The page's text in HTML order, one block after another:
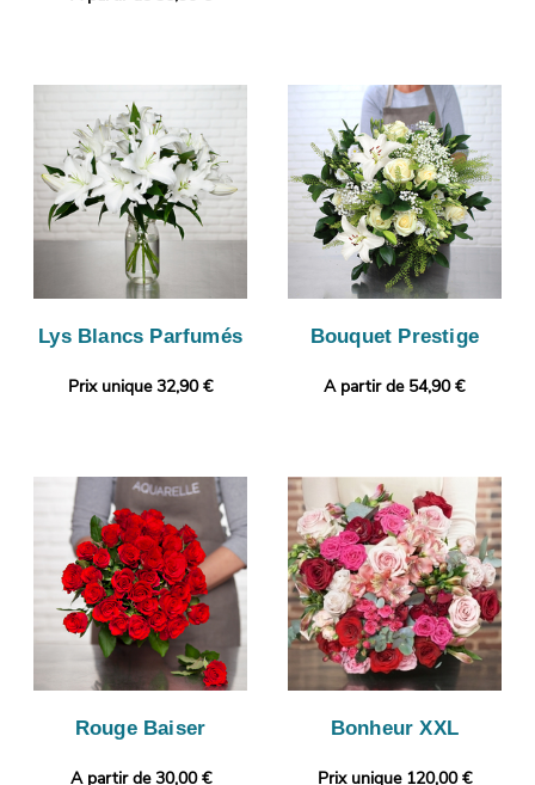
Lys Blancs Parfumés
Prix unique 32,90 €
Bouquet Prestige
A partir de 54,90 €
Rouge Baiser
A partir de 30,00 €
Bonheur XXL
Prix unique 120,00 €